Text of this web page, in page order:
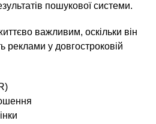
пошукової системи.
важливим, оскільки він
реклами у довгостроковій